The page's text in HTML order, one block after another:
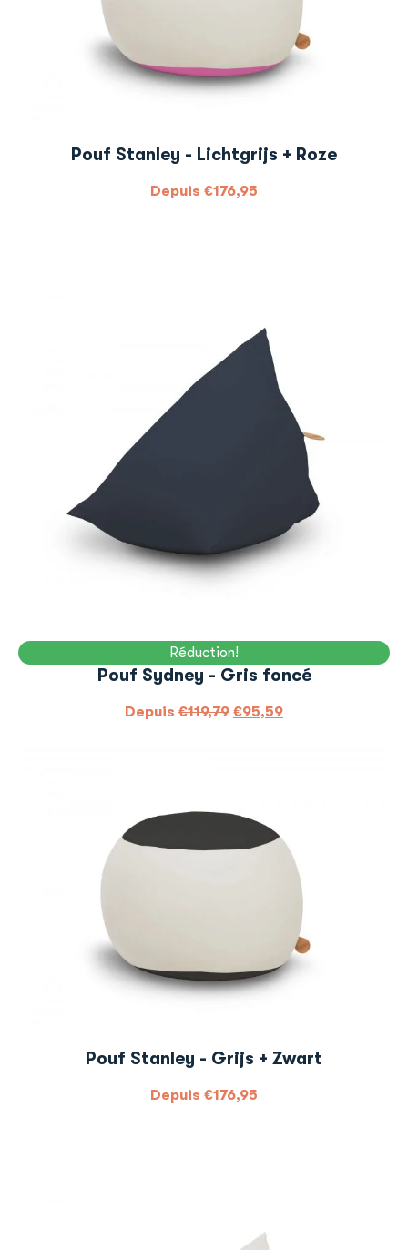
Pouf Stanley - Lichtgrijs + Roze
Depuis €176,95
Réduction!
Pouf Sydney - Gris foncé
Depuis €119,79 €95,59
Pouf Stanley - Grijs + Zwart
Depuis €176,95